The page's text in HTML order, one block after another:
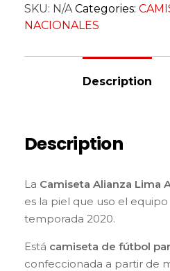
SKU: N/A Categories:
NACIONALES
Description
Description
La Camiseta Alianza Lima
es la piel que uso el
temporada 2020.
Está camiseta de fútbol
confeccionada a partir de